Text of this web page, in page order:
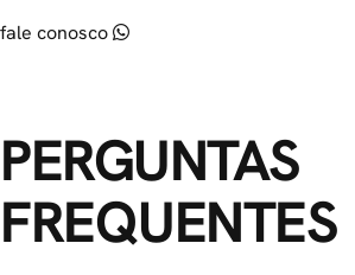
fale conosco
PERGUNTAS
FREQUENTES